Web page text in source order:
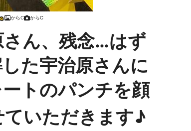
からC からC
ん、残念…はず
た宇治原さんに
トのパンチを顔
いただきます♪